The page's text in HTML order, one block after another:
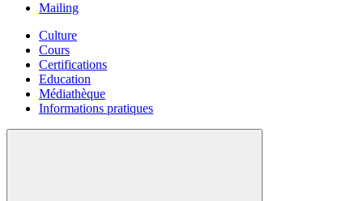
Mailing
Culture
Cours
Certifications
Education
Médiathèque
Informations pratiques